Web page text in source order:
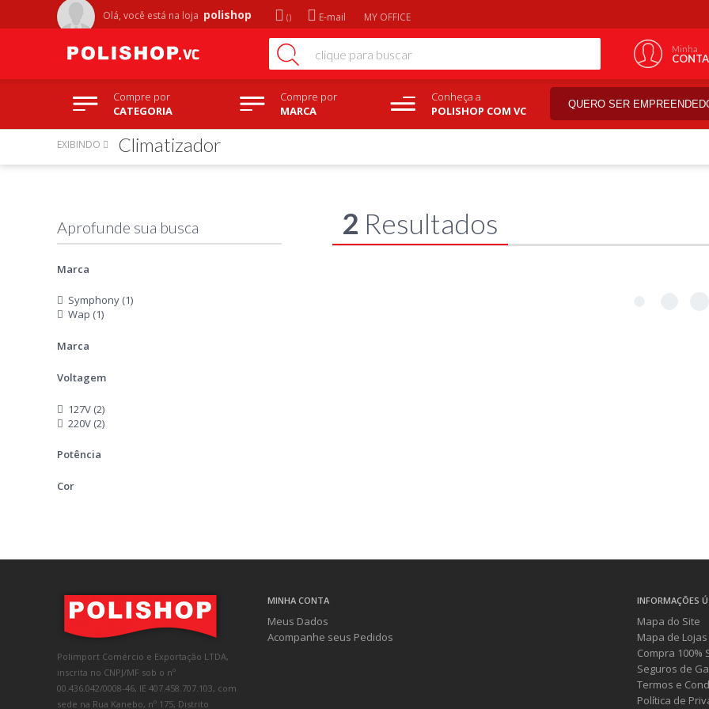
Olá, você está na loja polishop E-mail MY OFFICE
Minha
CONTA
Compre por
CATEGORIA
Compre por
MARCA
Conheça a
POLISHOP COM VC
QUERO SER
Marca
Symphony (1)
Wap (1)
Marca
Voltagem
127V (2)
220V (2)
Potência
Cor
EXIBINDO Climatizador
2 Resultados
Polimport Comércio e Exportação LTDA,
inscrita no CNPJ/MF sob o nº
00.436.042/0008-46, IE 407.458.707.103, com
sede na Rua Kanebo, nº 175, Distrito
MINHA CONTA
Meus Dados
Acompanhe seus Pedidos
INFORMAÇÕES
Mapa do Site
Mapa de Lojas
Compra 100%
Seguros de
Termos e
Política de